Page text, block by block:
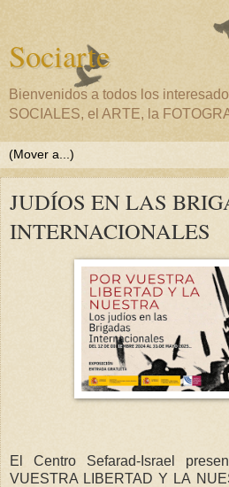
Sociarte
Bienvenidos a todos los
SOCIALES, el ARTE, la
JUDÍOS EN LAS
INTERNACIONALES
El Centro Sefarad-Israel
VUESTRA LIBERTAD Y LA